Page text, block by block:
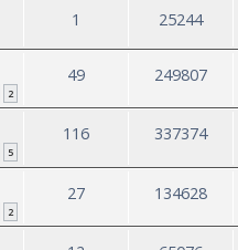
1 25244
2
49 249807
5
116 337374
2
27 134628